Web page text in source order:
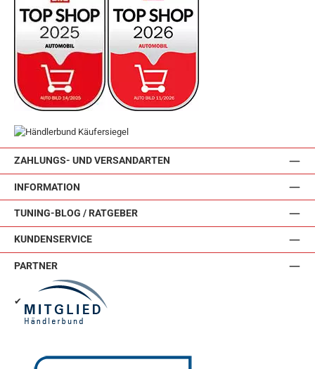
ZAHLUNGS- UND VERSANDARTEN
INFORMATION
TUNING-BLOG / RATGEBER
KUNDENSERVICE
PARTNER
✔